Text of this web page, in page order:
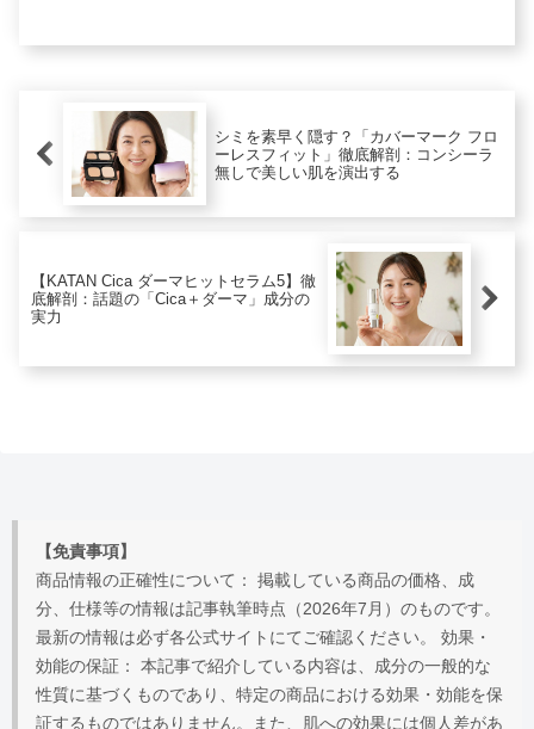
引き出す使い方を徹底解説。保湿ケア
シミを素早く隠す？「カバーマーク フロ
ーレスフィット」徹底解剖：コンシーラ
無しで美しい肌を演出する
【KATAN Cica ダーマヒットセラム5】徹
底解剖：話題の「Cica＋ダーマ」成分の
実力
【免責事項】
商品情報の正確性について： 掲載している商品の価格、成
分、仕様等の情報は記事執筆時点（2026年7月）のものです。
最新の情報は必ず各公式サイトにてご確認ください。 効果・
効能の保証： 本記事で紹介している内容は、成分の一般的な
性質に基づくものであり、特定の商品における効果・効能を保
証するものではありません。また、肌への効果には個人差があ